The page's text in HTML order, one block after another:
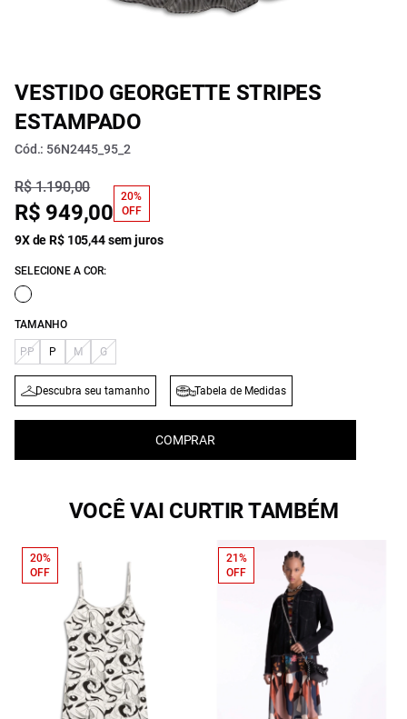
VESTIDO GEORGETTE STRIPES
ESTAMPADO
Cód.: 56N2445_95_2
R$ 1.190,00
R$ 949,00
20%
OFF
9X de R$ 105,44 sem juros
SELECIONE A COR:
TAMANHO
PP P M G
Descubra seu tamanho Tabela de Medidas
COMPRAR
VOCÊ VAI CURTIR TAMBÉM
20%
OFF
21%
OFF